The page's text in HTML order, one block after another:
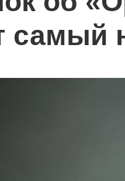
самый